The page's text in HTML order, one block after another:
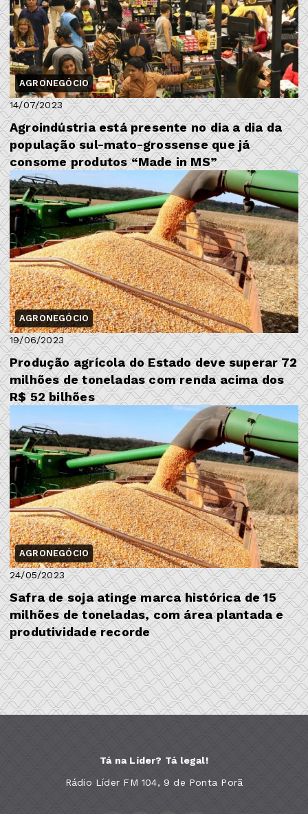
AGRONEGÓCIO
14/07/2023
Agroindústria está presente no dia a dia da
população sul-mato-grossense que já
consome produtos “Made in MS”
AGRONEGÓCIO
19/06/2023
Produção agrícola do Estado deve superar 72
milhões de toneladas com renda acima dos
R$ 52 bilhões
AGRONEGÓCIO
24/05/2023
Safra de soja atinge marca histórica de 15
milhões de toneladas, com área plantada e
produtividade recorde
Tá na Líder? Tá legal!
Rádio Líder FM 104, 9 de Ponta Porã